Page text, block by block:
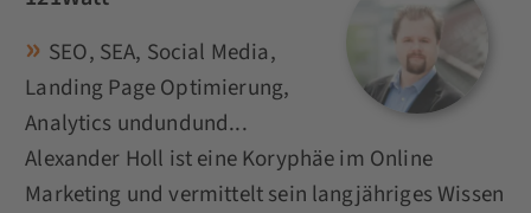
SEO, SEA, Social Media,
Landing Page Optimierung,
Analytics undundund...
Alexander Holl ist eine Koryphäe im Online
Marketing und vermittelt sein langjähriges Wissen